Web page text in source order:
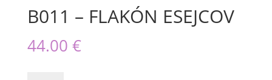
B011 – FLAKÓN ESEJCOV
44.00 €